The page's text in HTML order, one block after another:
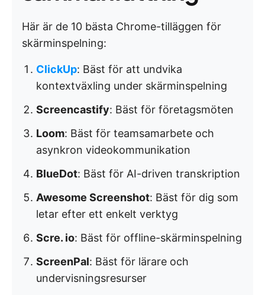
Här är de 10 bästa Chrome-tilläggen för
skärminspelning:
ClickUp: Bäst för att undvika
kontextväxling under skärminspelning
Screencastify: Bäst för företagsmöten
Loom: Bäst för teamsamarbete och
asynkron videokommunikation
BlueDot: Bäst för AI-driven transkription
Awesome Screenshot: Bäst för dig som
letar efter ett enkelt verktyg
Scre. io: Bäst för offline-skärminspelning
ScreenPal: Bäst för lärare och
undervisningsresurser